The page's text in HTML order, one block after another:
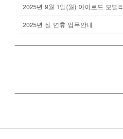
2025년 9월 1일(월) 아이로드 모빌
2025년 설 연휴 업무안내